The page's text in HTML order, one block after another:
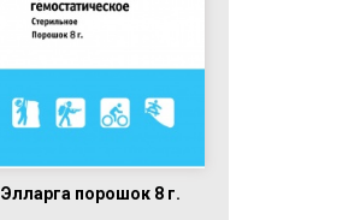
Элларга порошок 8 г.